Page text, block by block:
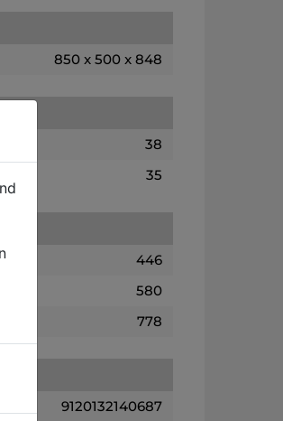
850 x 500 x 848
38
35
446
580
778
9120132140687